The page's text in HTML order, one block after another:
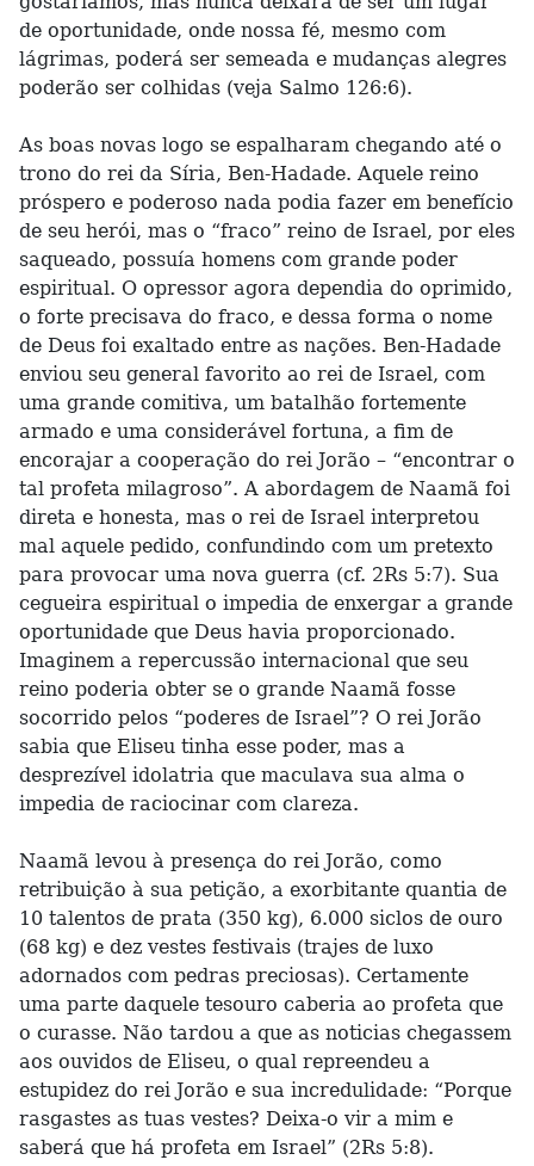
de oportunidade, onde nossa fé, mesmo com
lágrimas, poderá ser semeada e mudanças alegres
poderão ser colhidas (veja Salmo 126:6).
As boas novas logo se espalharam chegando até o
trono do rei da Síria, Ben-Hadade. Aquele reino
próspero e poderoso nada podia fazer em benefício
de seu herói, mas o “fraco” reino de Israel, por eles
saqueado, possuía homens com grande poder
espiritual. O opressor agora dependia do oprimido,
o forte precisava do fraco, e dessa forma o nome
de Deus foi exaltado entre as nações. Ben-Hadade
enviou seu general favorito ao rei de Israel, com
uma grande comitiva, um batalhão fortemente
armado e uma considerável fortuna, a fim de
encorajar a cooperação do rei Jorão – “encontrar o
tal profeta milagroso”. A abordagem de Naamã foi
direta e honesta, mas o rei de Israel interpretou
mal aquele pedido, confundindo com um pretexto
para provocar uma nova guerra (cf. 2Rs 5:7). Sua
cegueira espiritual o impedia de enxergar a grande
oportunidade que Deus havia proporcionado.
Imaginem a repercussão internacional que seu
reino poderia obter se o grande Naamã fosse
socorrido pelos “poderes de Israel”? O rei Jorão
sabia que Eliseu tinha esse poder, mas a
desprezível idolatria que maculava sua alma o
impedia de raciocinar com clareza.
Naamã levou à presença do rei Jorão, como
retribuição à sua petição, a exorbitante quantia de
10 talentos de prata (350 kg), 6.000 siclos de ouro
(68 kg) e dez vestes festivais (trajes de luxo
adornados com pedras preciosas). Certamente
uma parte daquele tesouro caberia ao profeta que
o curasse. Não tardou a que as noticias chegassem
aos ouvidos de Eliseu, o qual repreendeu a
estupidez do rei Jorão e sua incredulidade: “Porque
rasgastes as tuas vestes? Deixa-o vir a mim e
saberá que há profeta em Israel” (2Rs 5:8).